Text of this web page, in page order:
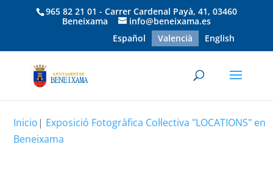
965 82 21 01 - Carrer Cardenal Payà, 41, 03460
Beneixama
info@beneixama.es
Español
Valencià English
Inicio| Exposició Fotogràfica Col·lectiva "LOCATIONS" en
Beneixama